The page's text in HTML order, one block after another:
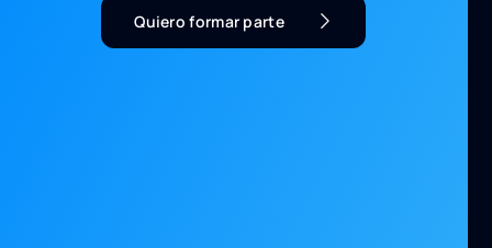
Quiero formar parte